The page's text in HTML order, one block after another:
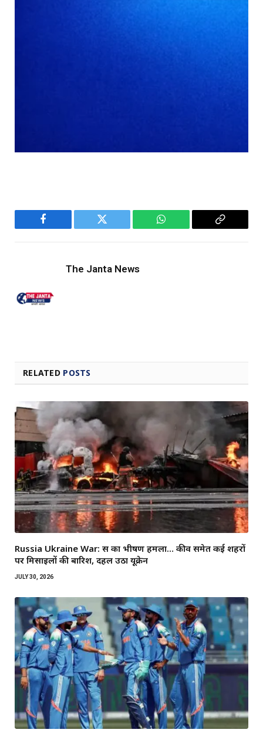
Facebook Twitter WhatsApp
Copy
The Janta News
RELATED POSTS
Russia Ukraine War: रूस का भीषण हमला… कीव समेत कई शहरों
पर मिसाइलों की बारिश, दहल उठा यूक्रेन
JULY 30, 2026